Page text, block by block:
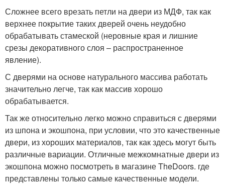
Сложнее всего врезать петли на двери из МДФ, так как
верхнее покрытие таких дверей очень неудобно
обрабатывать стамеской (неровные края и лишние
срезы декоративного слоя – распространенное
явление).
С дверями на основе натурального массива работать
значительно легче, так как массив хорошо
обрабатывается.
Так же относительно легко можно справиться с дверями
из шпона и экошпона, при условии, что это качественные
двери, из хороших материалов, так как здесь могут быть
различные вариации. Отличные межкомнатные двери из
экошпона можно посмотреть в магазине TheDoors. где
представлены только самые качественные модели.